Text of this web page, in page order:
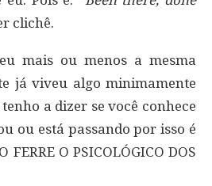
clichê.
mais ou menos a mesma
já viveu algo minimamente
a dizer se você conhece
ou está passando por isso é
FERRE O PSICOLÓGICO DOS